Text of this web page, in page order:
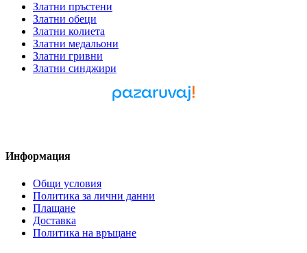
Златни пръстени
Златни обеци
Златни колиета
Златни медальони
Златни гривни
Златни синджири
Информация
Общи условия
Политика за лични данни
Плащане
Доставка
Политика на връщане